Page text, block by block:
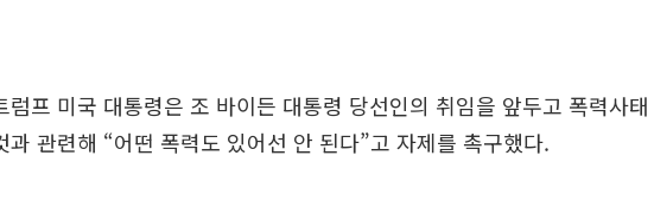
럼프 미국 대통령은 조 바이든 대통령 당선인의 취임을 앞두고 폭력사
과 관련해 “어떤 폭력도 있어선 안 된다”고 자제를 촉구했다.